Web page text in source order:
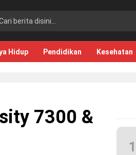
Hidup Pendidikan Kesehatan
7300 &
1